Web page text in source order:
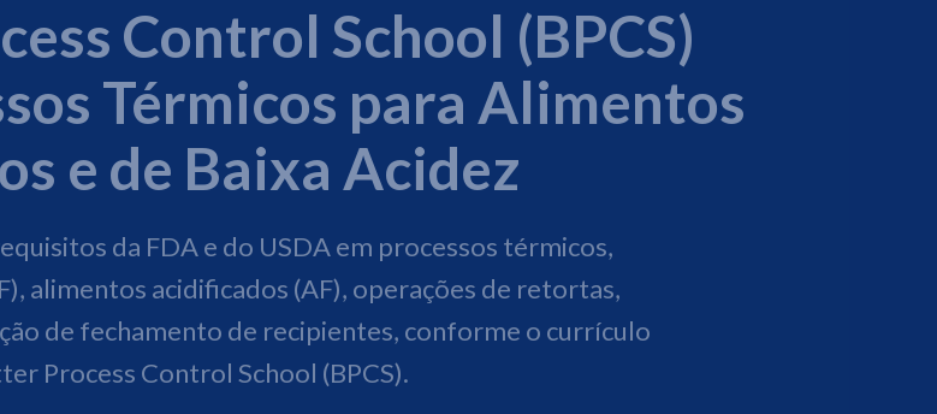
Control School (BPCS)
Térmicos para Alimentos
e de Baixa Acidez
da FDA e do USDA em processos térmicos,
alimentos acidificados (AF), operações de retortas,
de fechamento de recipientes, conforme o currículo
Process Control School (BPCS).